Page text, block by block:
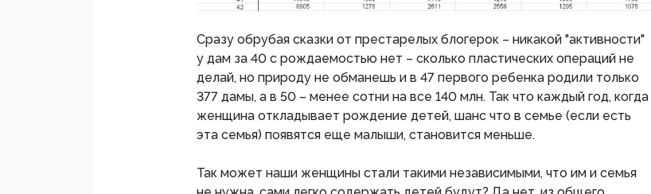
Сразу обрубая сказки от престарелых блогерок – никакой "активности"
у дам за 40 с рождаемостью нет – сколько пластических операций не
делай, но природу не обманешь и в 47 первого ребенка родили только
377 дамы, а в 50 – менее сотни на все 140 млн. Так что каждый год, когда
женщина откладывает рождение детей, шанс что в семье (если есть
эта семья) появятся еще малыши, становится меньше.
Так может наши женщины стали такими независимыми, что им и семья